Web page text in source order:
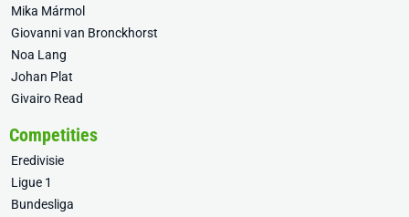
Mika Mármol
Giovanni van Bronckhorst
Noa Lang
Johan Plat
Givairo Read
Competities
Eredivisie
Ligue 1
Bundesliga